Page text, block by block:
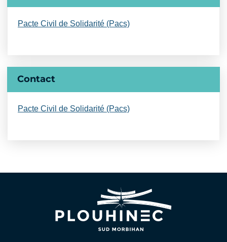
Pacte Civil de Solidarité (Pacs)
Contact
Pacte Civil de Solidarité (Pacs)